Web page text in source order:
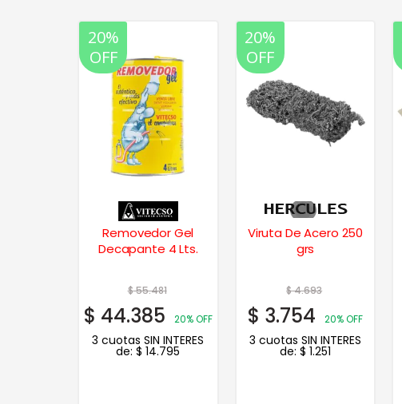
20%
OFF
Removedor Gel
Decapante 4 Lts.
$55.481
$ 44.385 20% OFF
3 cuotas SIN INTERES
de:$ 14.795
20%
OFF
Viruta De Acero 250
grs
$4.693
$ 3.754 20% OFF
3 cuotas SIN INTERES
de: $ 1.251